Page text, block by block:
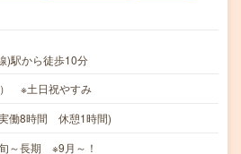
)駅から徒歩10分
※土日祝やすみ
働8時間 休憩1時間)
～長期 ※9月～！